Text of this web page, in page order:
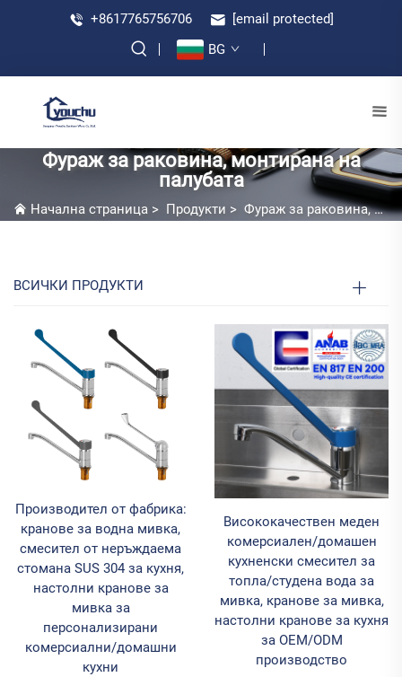
+8617765756706
[email protected]
BG
Фураж за раковина, монтирана на
палубата
Начална страница > Продукти > Фураж за раковина, монтирана на палубата
ВСИЧКИ ПРОДУКТИ
Производител от фабрика:
кранове за водна мивка,
смесител от неръждаема
стомана SUS 304 за кухня,
настолни кранове за
мивка за
персонализирани
комерсиални/домашни
кухни
Висококачествен меден
комерсиален/домашен
кухненски смесител за
топла/студена вода за
мивка, кранове за мивка,
настолни кранове за кухня
за OEM/ODM
производство